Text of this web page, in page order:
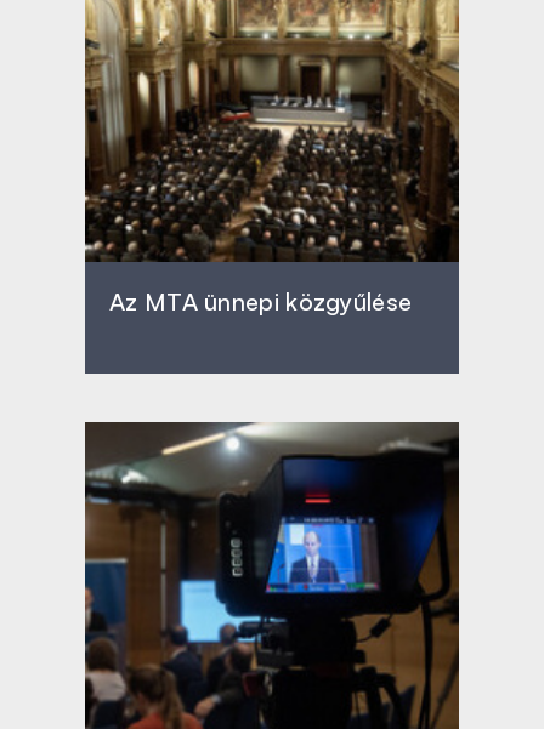
Az MTA ünnepi közgyűlése